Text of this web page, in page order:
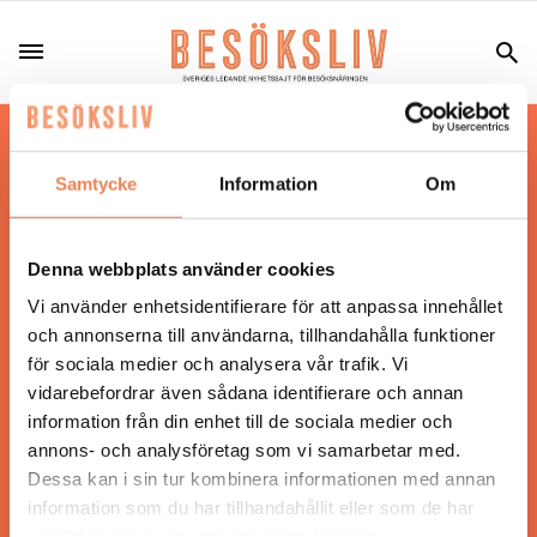
Samtycke Information Om
Denna webbplats använder cookies
Vi använder enhetsidentifierare för att anpassa innehållet
och annonserna till användarna, tillhandahålla funktioner
för sociala medier och analysera vår trafik. Vi
vidarebefordrar även sådana identifierare och annan
information från din enhet till de sociala medier och
annons- och analysföretag som vi samarbetar med.
Dessa kan i sin tur kombinera informationen med annan
information som du har tillhandahållit eller som de har
Hos oss läser du landets mest uppdaterade
nyheter och snackisar inom besöksnäringen.
Besöksliv i sin tryckta form är ett affärsmagasin
Tidningen ges ut avVisita
ANSVARIG UTGIVARE
Jonas Siljhammar
UPPHOVSRÄTT